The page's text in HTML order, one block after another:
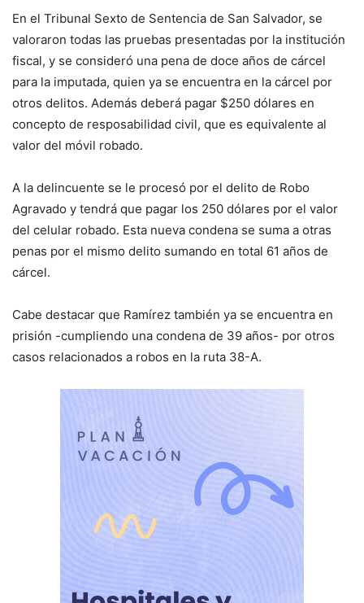
En el Tribunal Sexto de Sentencia de San Salvador, se
valoraron todas las pruebas presentadas por la institución
fiscal, y se consideró una pena de doce años de cárcel
para la imputada, quien ya se encuentra en la cárcel por
otros delitos. Además deberá pagar $250 dólares en
concepto de resposabilidad civil, que es equivalente al
valor del móvil robado.
A la delincuente se le procesó por el delito de Robo
Agravado y tendrá que pagar los 250 dólares por el valor
del celular robado. Esta nueva condena se suma a otras
penas por el mismo delito sumando en total 61 años de
cárcel.
Cabe destacar que Ramírez también ya se encuentra en
prisión -cumpliendo una condena de 39 años- por otros
casos relacionados a robos en la ruta 38-A.